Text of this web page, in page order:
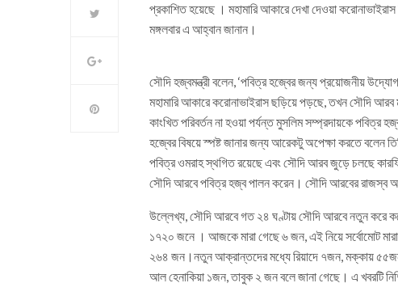
প্রকাশিত হয়েছে । মহামারি আকারে দেখা দেওয়া
মঙ্গলবার এ আহ্বান জানান।
সৌদি হজ্বমন্ত্রী বলেন, ‘পবিত্র হজ্বের জন্য প্রয়োজনীয়
মহামারি আকারে করোনাভাইরাস ছড়িয়ে পড়ছে, তখন সৌদি আরব
কাংখিত পরিবর্তন না হওয়া পর্যন্ত মুসলিম সম্প্রদায়কে পবিত্র
হজ্বের বিষয়ে স্পষ্ট জানার জন্য আরেকটু অপেক্ষা করতে বলেন
পবিত্র ওমরাহ স্থগিত রয়েছে এবং সৌদি আরব জুড়ে চলছে
সৌদি আরবে পবিত্র হজ্ব পালন করেন। সৌদি আরবের
উল্লেখ্য, সৌদি আরবে গত ২৪ ঘণ্টায় সৌদি আরবে নতুন করে
১৭২০ জনে । আজকে মারা গেছে ৬ জন, এই নিয়ে সর্বোমোট
২৬৪ জন।নতুন আক্রান্তদের মধ্যে রিয়াদে ৭জন, মক্কায়
আল হেনাকিয়া ১জন, তাবুক ২ জন বলে জানা গেছে। এ খবরটি